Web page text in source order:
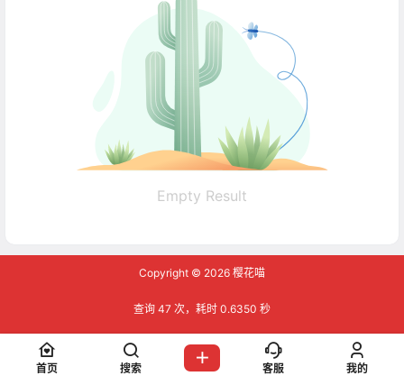
Empty Result
Copyright © 2026 樱花喵
查询 47 次，耗时 0.6350 秒
首页 搜索 客服 我的